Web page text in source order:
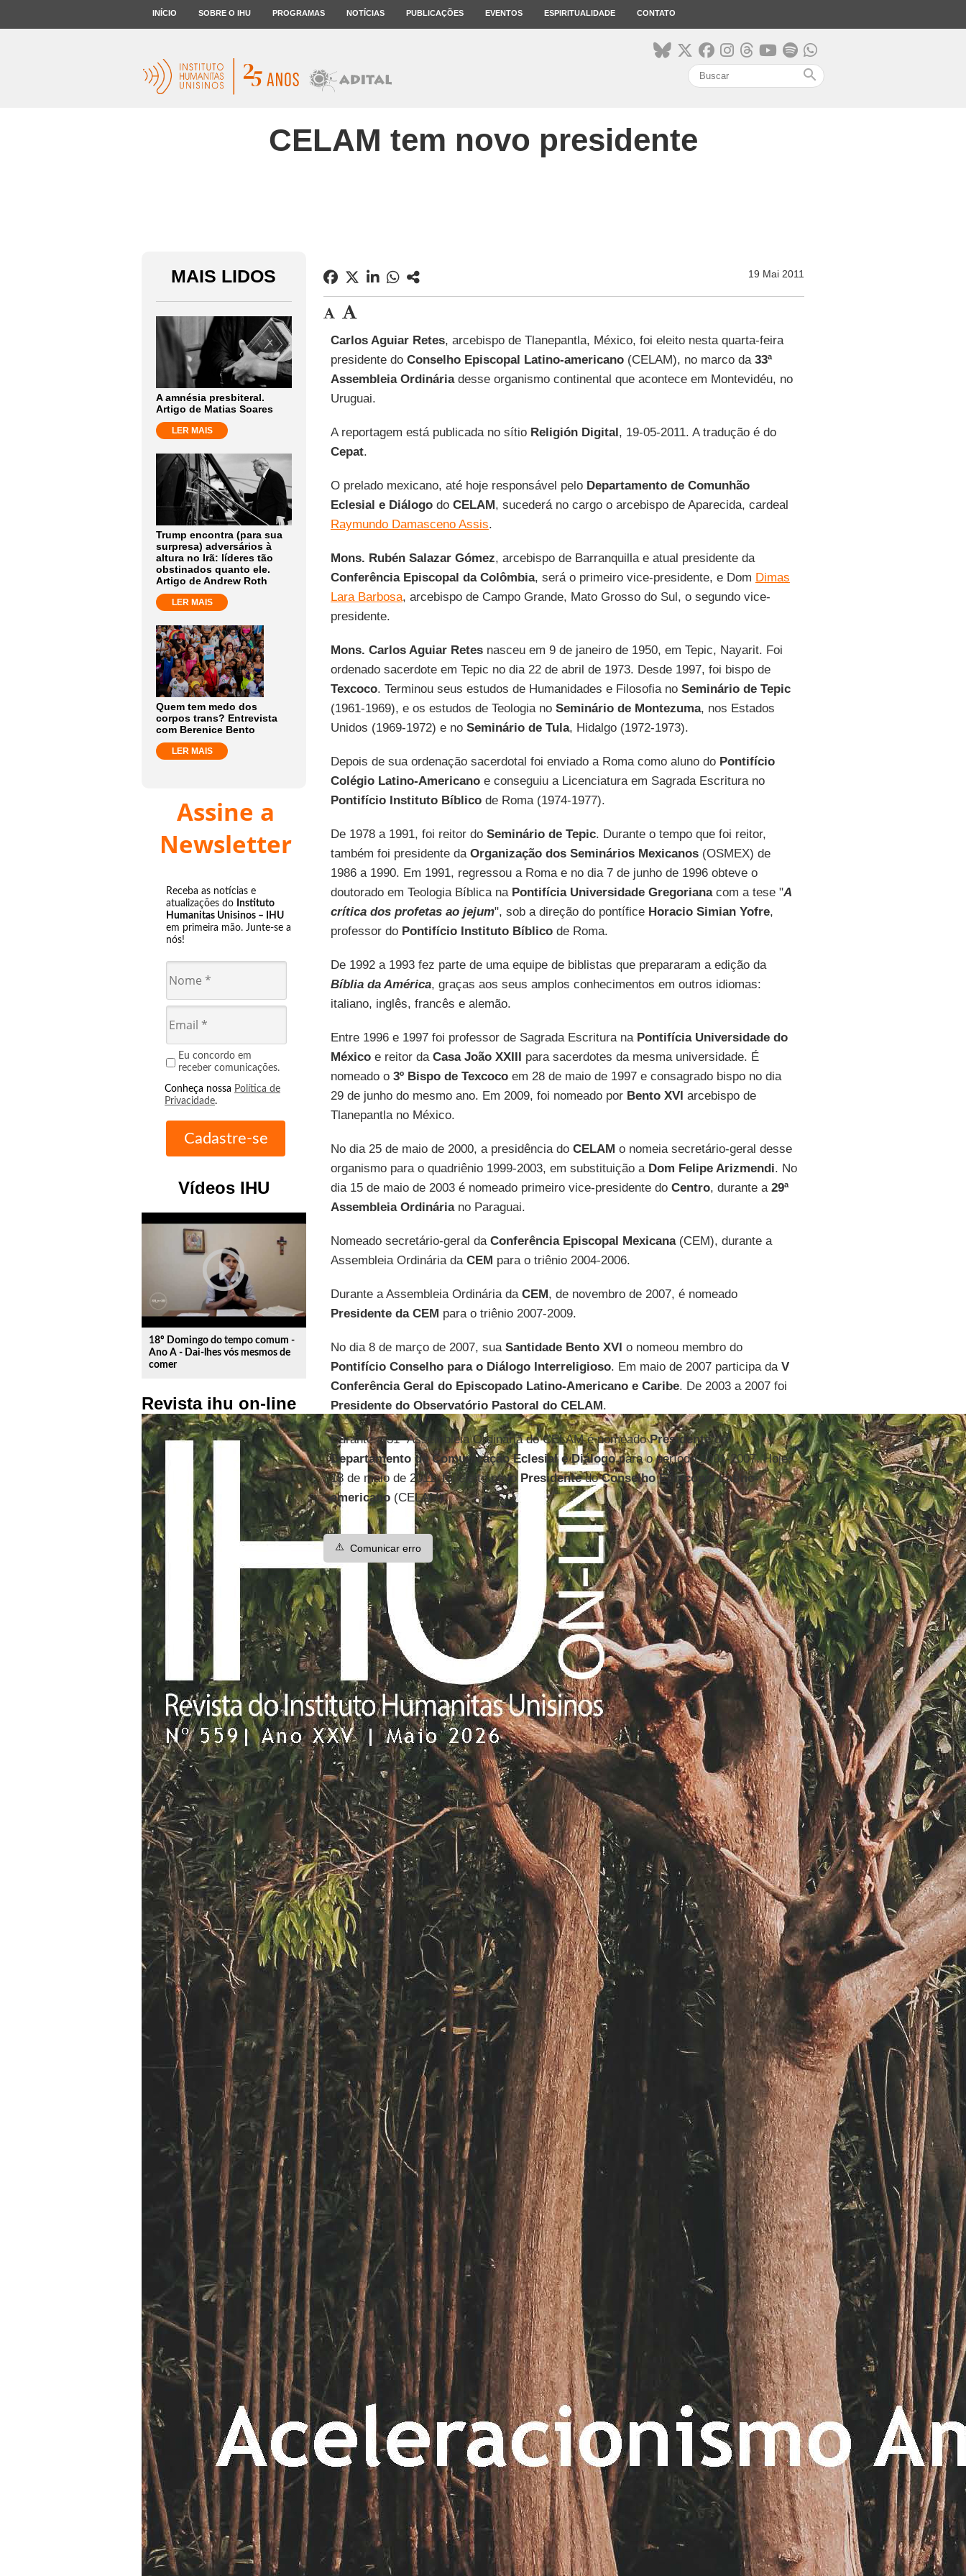
INÍCIO SOBRE O IHU PROGRAMAS NOTÍCIAS PUBLICAÇÕES EVENTOS ESPIRITUALIDADE CONTATO
search
CELAM tem novo presidente
MAIS LIDOS
A amnésia presbiteral.
Artigo de Matias Soares
LER MAIS
Trump encontra (para sua
surpresa) adversários à
altura no Irã: líderes tão
obstinados quanto ele.
Artigo de Andrew Roth
LER MAIS
Quem tem medo dos
corpos trans? Entrevista
com Berenice Bento
LER MAIS
Assine a
Newsletter
Receba as notícias e
atualizações do Instituto
Humanitas Unisinos – IHU
em primeira mão. Junte-se a
nós!
Eu concordo em
receber comunicações.
Conheça nossa Política de
Privacidade.
Vídeos IHU
play_circle_outline
18º Domingo do tempo comum -
Ano A - Dai-lhes vós mesmos de
comer
Revista ihu on-line
19 Mai 2011
Carlos Aguiar Retes, arcebispo de Tlanepantla, México, foi eleito nesta quarta-feira
presidente do Conselho Episcopal Latino-americano(CELAM), no marco da 33ª
Assembleia Ordináriadesse organismo continental que acontece em Montevidéu, no
Uruguai.
A reportagem está publicada no sítio Religión Digital, 19-05-2011. A tradução é do
Cepat.
O prelado mexicano, até hoje responsável pelo Departamento de Comunhão
Eclesial e Diálogodo CELAM, sucederá no cargo o arcebispo de Aparecida, cardeal
Raymundo Damasceno Assis.
Mons. Rubén Salazar Gómez, arcebispo de Barranquilla e atual presidente da
Conferência Episcopal da Colômbia, será o primeiro vice-presidente, e Dom Dimas
Lara Barbosa, arcebispo de Campo Grande, Mato Grosso do Sul, o segundo vice-
presidente.
Mons. Carlos Aguiar Retesnasceu em 9 de janeiro de 1950, em Tepic, Nayarit. Foi
ordenado sacerdote em Tepic no dia 22 de abril de 1973. Desde 1997, foi bispo de
Texcoco. Terminou seus estudos de Humanidades e Filosofia no Seminário de Tepic
(1961-1969), e os estudos de Teologia no Seminário de Montezuma, nos Estados
Unidos (1969-1972) e no Seminário de Tula, Hidalgo (1972-1973).
Depois de sua ordenação sacerdotal foi enviado a Roma como aluno do Pontifício
Colégio Latino-Americanoe conseguiu a Licenciatura em Sagrada Escritura no
Pontifício Instituto Bíblicode Roma (1974-1977).
De 1978 a 1991, foi reitor do Seminário de Tepic. Durante o tempo que foi reitor,
também foi presidente da Organização dos Seminários Mexicanos(OSMEX) de
1986 a 1990. Em 1991, regressou a Roma e no dia 7 de junho de 1996 obteve o
doutorado em Teologia Bíblica na Pontifícia Universidade Gregorianacom a tese "A
crítica dos profetas ao jejum", sob a direção do pontífice Horacio Simian Yofre,
professor do Pontifício Instituto Bíblicode Roma.
De 1992 a 1993 fez parte de uma equipe de biblistas que prepararam a edição da
Bíblia da América, graças aos seus amplos conhecimentos em outros idiomas:
italiano, inglês, francês e alemão.
Entre 1996 e 1997 foi professor de Sagrada Escritura na Pontifícia Universidade do
Méxicoe reitor da Casa João XXIII para sacerdotes da mesma universidade. É
nomeado o3º Bispo de Texcocoem 28 de maio de 1997 e consagrado bispo no dia
29 de junho do mesmo ano. Em 2009, foi nomeado por Bento XVI arcebispo de
Tlanepantla no México.
No dia 25 de maio de 2000, a presidência do CELAM o nomeia secretário-geral desse
organismo para o quadriênio 1999-2003, em substituição a Dom Felipe Arizmendi. No
dia 15 de maio de 2003 é nomeado primeiro vice-presidente do Centro, durante a 29ª
Assembleia Ordináriano Paraguai.
Nomeado secretário-geral da Conferência Episcopal Mexicana(CEM), durante a
Assembleia Ordinária da CEM para o triênio 2004-2006.
Durante a Assembleia Ordinária da CEM, de novembro de 2007, é nomeado
Presidente da CEM para o triênio 2007-2009.
No dia 8 de março de 2007, sua Santidade Bento XVI o nomeou membro do
Pontifício Conselho para o Diálogo Interreligioso. Em maio de 2007 participa da V
Conferência Geral do Episcopado Latino-Americano e Caribe. De 2003 a 2007 foi
Presidente do Observatório Pastoral do CELAM.
Durante a 31ª Assembleia Ordinária do CELAM é nomeadoPresidentedo
Departamento de Comunicação Eclesial e Diálogopara o período 2001-2007. Hoje,
18 de maio de 2011, foi eleito novo PresidentedoConselho Episcopal Latino-
americano(CELAM).
⚠️ Comunicar erro